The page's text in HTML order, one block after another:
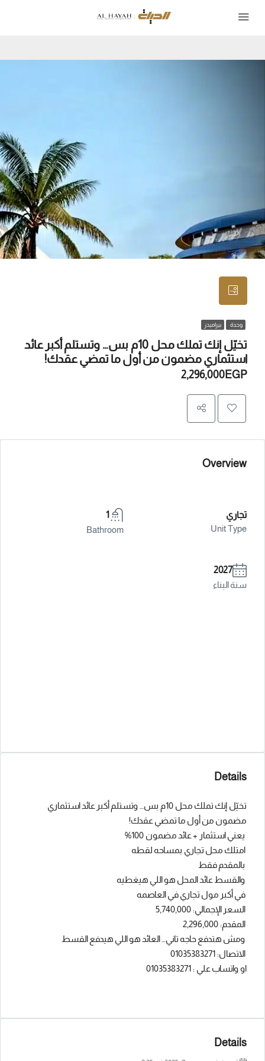
وحدة بيراميدز
تخيّل إنك تملك محل 10م بس… وتستلم أكبر عائد
استثماري مضمون من أول ما تمضي عقدك!
2,296,000EGP
Overview
تجاري
Unit Type
1
Bathroom
2027
سنة البناء
Details
تخيّل إنك تملك محل 10م بس… وتستلم أكبر عائد استثماري
مضمون من أول ما تمضي عقدك!
يعني استثمار + عائد مضمون 100%
امتلك محل تجاري بمساحه لقطه
بالمقدم فقط
والقسط عائد المحل هو اللي هيغطيه
في أكبر مول تجاري في العاصمه
السعر الإجمالي: 5,740,000
المقدم: 2,296,000
ومش هتدفع حاجه تاني… العائد هو اللي هيدفع القسط
الاتصال: 01035383271
او واتساب علي : 01035383271
Details